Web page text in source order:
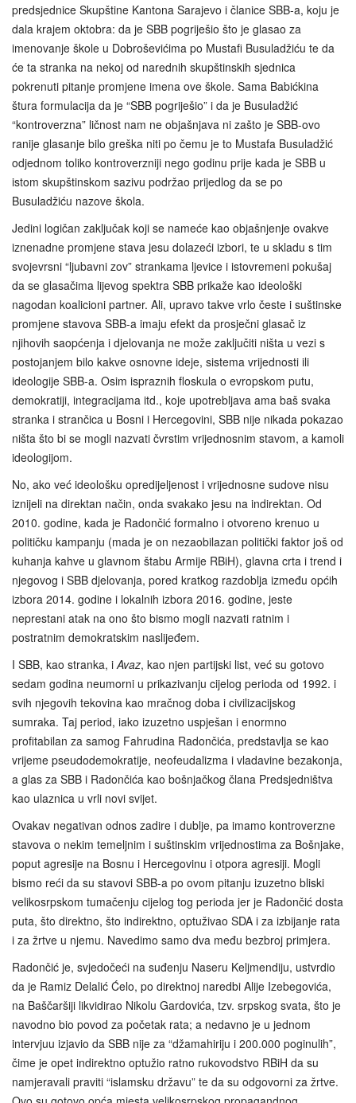
predsjednice Skupštine Kantona Sarajevo i članice SBB-a, koju je
dala krajem oktobra: da je SBB pogriješio što je glasao za
imenovanje škole u Dobroševićima po Mustafi Busuladžiću te da
će ta stranka na nekoj od narednih skupštinskih sjednica
pokrenuti pitanje promjene imena ove škole. Sama Babićkina
štura formulacija da je “SBB pogriješio” i da je Busuladžić
“kontroverzna” ličnost nam ne objašnjava ni zašto je SBB-ovo
ranije glasanje bilo greška niti po čemu je to Mustafa Busuladžić
odjednom toliko kontroverzniji nego godinu prije kada je SBB u
istom skupštinskom sazivu podržao prijedlog da se po
Busuladžiću nazove škola.
Jedini logičan zaključak koji se nameće kao objašnjenje ovakve
iznenadne promjene stava jesu dolazeći izbori, te u skladu s tim
svojevrsni “ljubavni zov” strankama ljevice i istovremeni pokušaj
da se glasačima lijevog spektra SBB prikaže kao ideološki
nagodan koalicioni partner. Ali, upravo takve vrlo česte i suštinske
promjene stavova SBB-a imaju efekt da prosječni glasač iz
njihovih saopćenja i djelovanja ne može zaključiti ništa u vezi s
postojanjem bilo kakve osnovne ideje, sistema vrijednosti ili
ideologije SBB-a. Osim ispraznih floskula o evropskom putu,
demokratiji, integracijama itd., koje upotrebljava ama baš svaka
stranka i strančica u Bosni i Hercegovini, SBB nije nikada pokazao
ništa što bi se mogli nazvati čvrstim vrijednosnim stavom, a kamoli
ideologijom.
No, ako već ideološku opredijeljenost i vrijednosne sudove nisu
iznijeli na direktan način, onda svakako jesu na indirektan. Od
2010. godine, kada je Radončić formalno i otvoreno krenuo u
političku kampanju (mada je on nezaobilazan politički faktor još od
kuhanja kahve u glavnom štabu Armije RBiH), glavna crta i trend i
njegovog i SBB djelovanja, pored kratkog razdoblja između općih
izbora 2014. godine i lokalnih izbora 2016. godine, jeste
neprestani atak na ono što bismo mogli nazvati ratnim i
postratnim demokratskim naslijeđem.
I SBB, kao stranka, iAvaz, kao njen partijski list, već su gotovo
sedam godina neumorni u prikazivanju cijelog perioda od 1992. i
svih njegovih tekovina kao mračnog doba i civilizacijskog
sumraka. Taj period, iako izuzetno uspješan i enormno
profitabilan za samog Fahrudina Radončića, predstavlja se kao
vrijeme pseudodemokratije, neofeudalizma i vladavine bezakonja,
a glas za SBB i Radončića kao bošnjačkog člana Predsjedništva
kao ulaznica u vrli novi svijet.
Ovakav negativan odnos zadire i dublje, pa imamo kontroverzne
stavova o nekim temeljnim i suštinskim vrijednostima za Bošnjake,
poput agresije na Bosnu i Hercegovinu i otpora agresiji. Mogli
bismo reći da su stavovi SBB-a po ovom pitanju izuzetno bliski
velikosrpskom tumačenju cijelog tog perioda jer je Radončić dosta
puta, što direktno, što indirektno, optuživao SDA i za izbijanje rata
i za žrtve u njemu. Navedimo samo dva među bezbroj primjera.
Radončić je, svjedočeći na suđenju Naseru Keljmendiju, ustvrdio
da je Ramiz Delalić Ćelo, po direktnoj naredbi Alije Izebegovića,
na Baščaršiji likvidirao Nikolu Gardovića, tzv. srpskog svata, što je
navodno bio povod za početak rata; a nedavno je u jednom
intervjuu izjavio da SBB nije za “džamahiriju i 200.000 poginulih”,
čime je opet indirektno optužio ratno rukovodstvo RBiH da su
namjeravali praviti “islamsku državu” te da su odgovorni za žrtve.